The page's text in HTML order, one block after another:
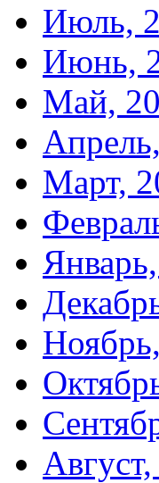
Июль,
Июнь,
Май,
Март,